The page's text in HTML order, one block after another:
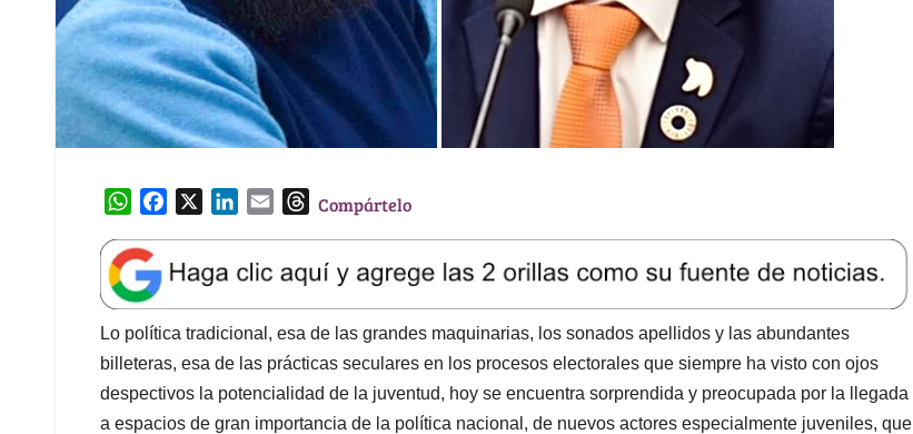
W
a
t
s
A
p
p
e
b
o
o
k
k
e
d
I
n
l
T
e
a
d
s
Compártelo
Lo política tradicional, esa de las grandes maquinarias, los sonados apellidos y las abundantes
billeteras, esa de las prácticas seculares en los procesos electorales que siempre ha visto con ojos
despectivos la potencialidad de la juventud, hoy se encuentra sorprendida y preocupada por la llegada
a espacios de gran importancia de la política nacional, de nuevos actores especialmente juveniles, que